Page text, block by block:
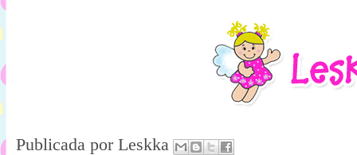
Publicada por Leskka